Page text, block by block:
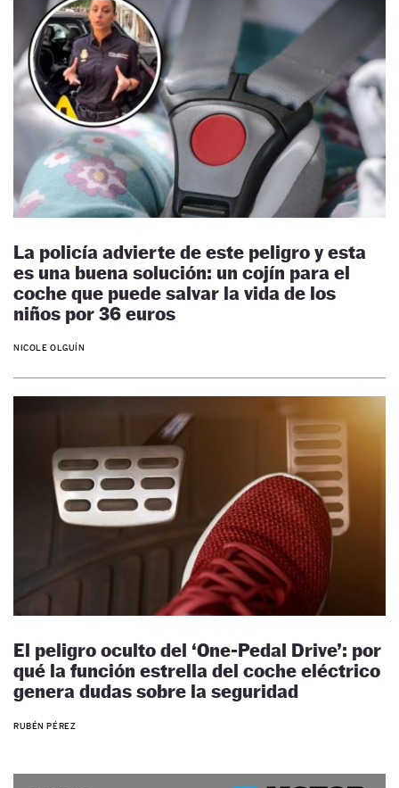
La policía advierte de este peligro y esta
es una buena solución: un cojín para el
coche que puede salvar la vida de los
niños por 36 euros
NICOLE OLGUÍN
El peligro oculto del ‘One-Pedal Drive’: por
qué la función estrella del coche eléctrico
genera dudas sobre la seguridad
RUBÉN PÉREZ